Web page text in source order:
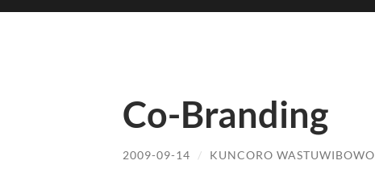
Co-Branding
2009-09-14 / KUNCORO WASTUWIBOWO